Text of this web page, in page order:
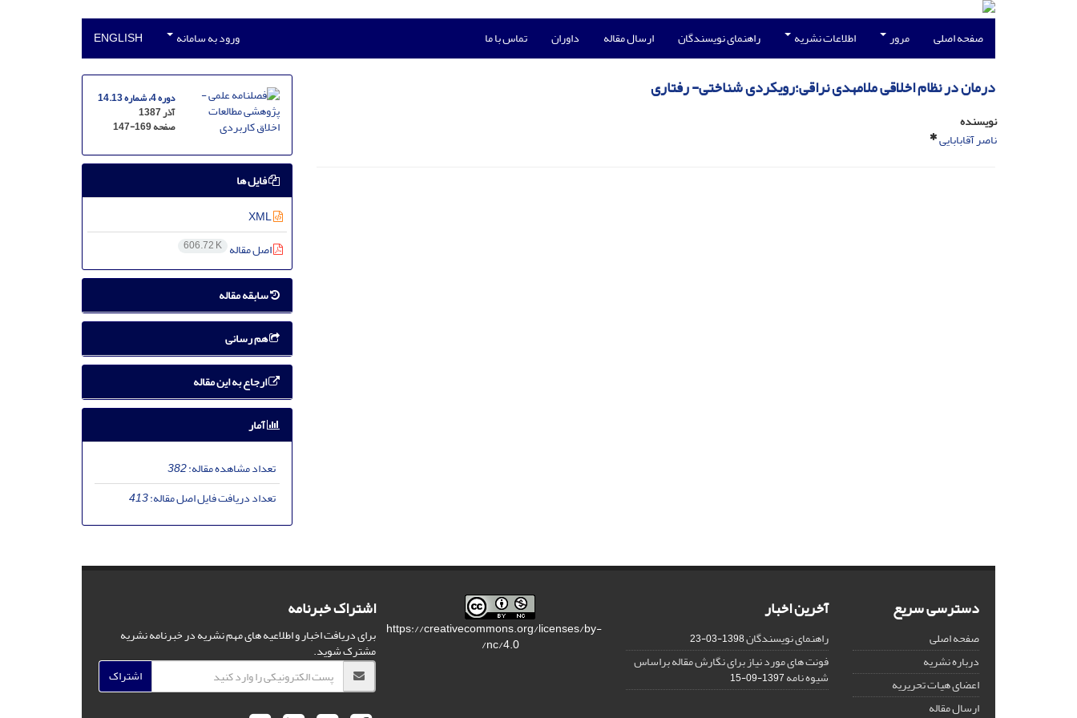
صفحه اصلی مرور اطلاعات نشریه راهنمای نویسندگان ارسال مقاله داوران تماس با ما ورود به سامانه ENGLISH
درمان در نظام اخلاقی ملامهدی نراقی؛رویکردی شناختی- رفتاری
نویسنده
ناصر آقابابایی
دوره 4، شماره 14.13
آذر 1387
صفحه147-169
فایل ها
XML
اصل مقاله 606.72 K
سابقه مقاله
هم رسانی
ارجاع به این مقاله
آمار
تعداد مشاهده مقاله:382
تعداد دریافت فایل اصل مقاله:413
دسترسی سریع
صفحه اصلی
درباره نشریه
اعضای هیات تحریریه
ارسال مقاله
آخرین اخبار
راهنمای نویسندگان1398-03-23
فونت های مورد نیاز برای نگارش مقاله براساس
شیوه نامه1397-09-15
https://creativecommons.org/licenses/by-
nc/4.0/
اشتراک خبرنامه
برای دریافت اخبار و اطلاعیه های مهم نشریه در خبرنامه نشریه
مشترک شوید.
اشتراک